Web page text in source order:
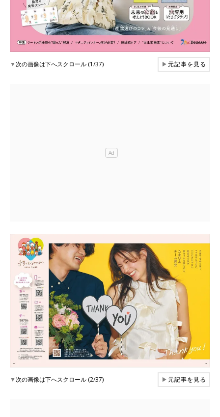
▼次の画像は下へスクロール (1/37) ▶元記事を見る
▼次の画像は下へスクロール (2/37) ▶元記事を見る